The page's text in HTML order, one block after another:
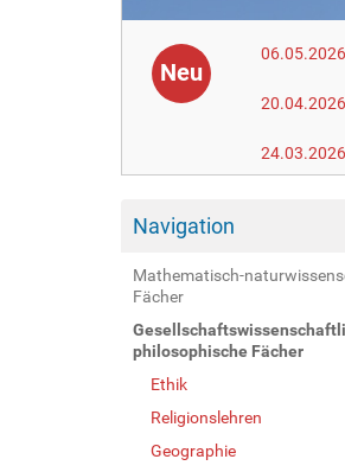
Neu
06.05.2026
20.04.2026
24.03.2026
Navigation
Mathematisch-
Fächer
philosophische Fächer
Ethik
Religionslehren
Geographie